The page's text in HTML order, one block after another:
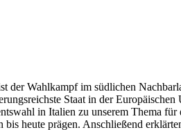
Wahlkampf im südlichen
Staat in der
in Italien zu unserem Thema
heute prägen. Anschließend